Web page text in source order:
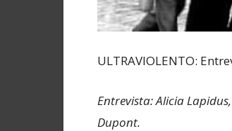
ULTRAVIOLENTO:
Entrevista: Alicia
Dupont.